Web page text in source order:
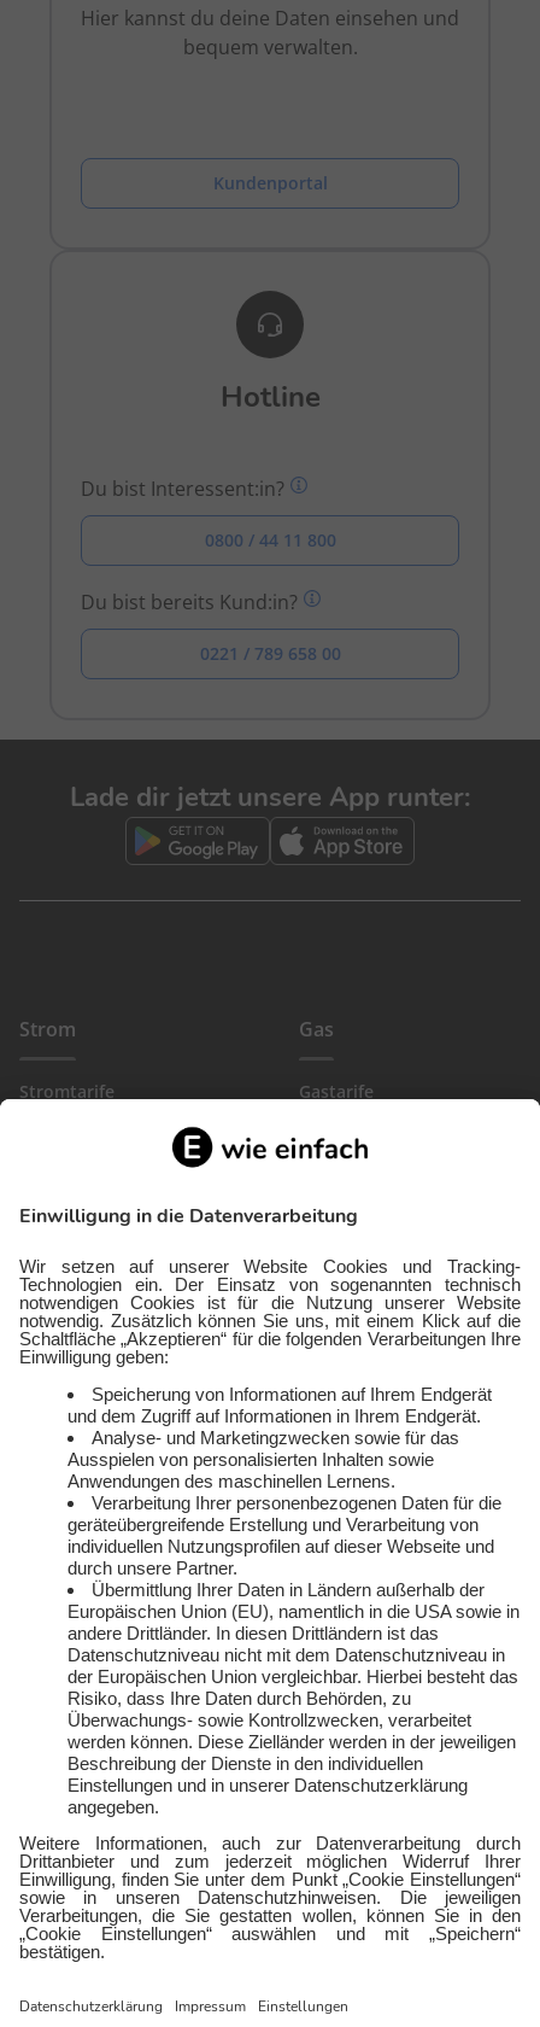
Hier kannst du deine Daten einsehen und
bequem verwalten.
Kundenportal
Hotline
Du bist Interessent:in?
0800 / 44 11 800
Du bist bereits Kund:in?
0221 / 789 658 00
Lade dir jetzt unsere App runter:
Strom
Stromtarife
Wärmestrom
Gewerbestrom
FlexTarif Strom
Gas
Gastarife
Gewerbegas
Service
Freund:innen werben
Kündigen
Widerruf
Vertriebspartner:in
werden
Zählerlotto
Balkonkraftwerke mit
Über uns
Auszeichnungen
Presse und Downloads
Jobs
Kontakt
E-Sports
E WIE EINFACH
Geschäftskunden
Gewerbestrom
Gewerbegas